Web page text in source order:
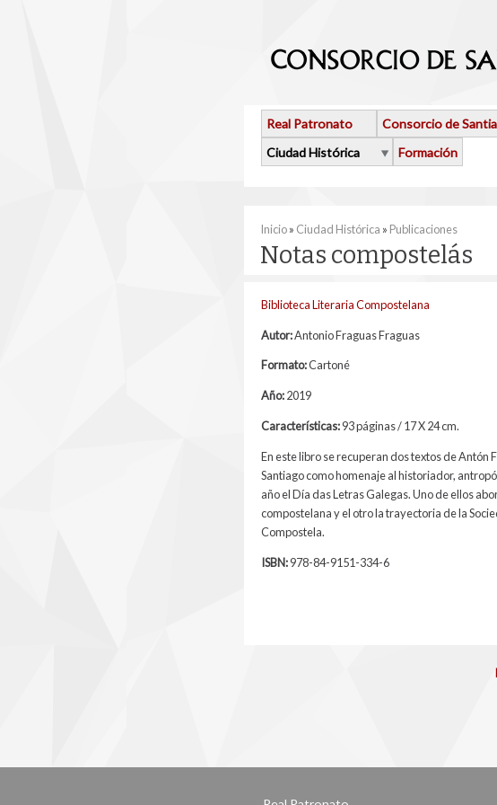
Real Patronato Consorcio de
Ciudad Histórica
Formación
Se encuentra usted aquí
Inicio» Ciudad Histórica » Publicaciones
Notas compostelás
Biblioteca Literaria Compostelana
Autor:Antonio Fraguas Fraguas
Formato:Cartoné
Año:2019
Características:93 páginas / 17 X 24 cm.
En este libro se recuperan dos textos de Antón
Santiago como homenaje al historiador,
año el Día das Letras Galegas. Uno de ellos
compostelana y el otro la trayectoria de la
Compostela.
ISBN:978-84-9151-334-6